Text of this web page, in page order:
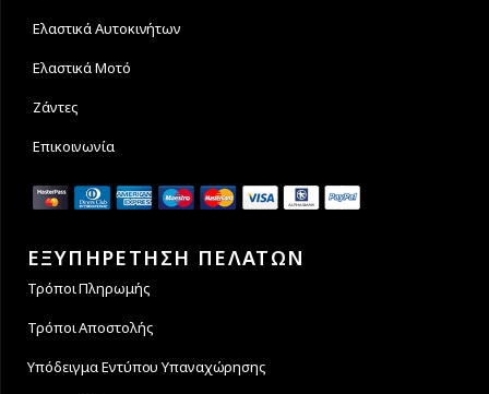
Ελαστικά Αυτοκινήτων
Ελαστικά Μοτό
Ζάντες
Επικοινωνία
ΕΞΥΠΗΡΕΤΗΣΗ ΠΕΛΑΤΩΝ
Τρόποι Πληρωμής
Τρόποι Αποστολής
Υπόδειγμα Εντύπου Υπαναχώρησης